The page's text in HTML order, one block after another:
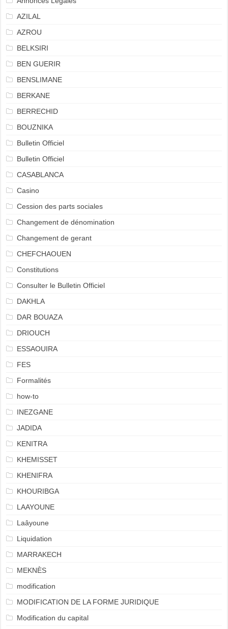
AZILAL
AZROU
BELKSIRI
BEN GUERIR
BENSLIMANE
BERKANE
BERRECHID
BOUZNIKA
Bulletin Officiel
Bulletin Officiel
CASABLANCA
Casino
Cession des parts sociales
Changement de dénomination
Changement de gerant
CHEFCHAOUEN
Constitutions
Consulter le Bulletin Officiel
DAKHLA
DAR BOUAZA
DRIOUCH
ESSAOUIRA
FES
Formalités
how-to
INEZGANE
JADIDA
KENITRA
KHEMISSET
KHENIFRA
KHOURIBGA
LAAYOUNE
Laâyoune
Liquidation
MARRAKECH
MEKNÈS
modification
MODIFICATION DE LA FORME JURIDIQUE
Modification du capital